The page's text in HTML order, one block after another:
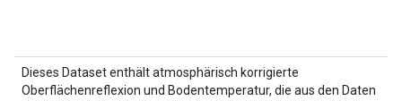
Dieses Dataset enthält atmosphärisch korrigierte
Oberflächenreflexion und Bodentemperatur, die aus den Daten